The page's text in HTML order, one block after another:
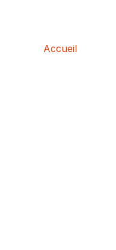
Accueil